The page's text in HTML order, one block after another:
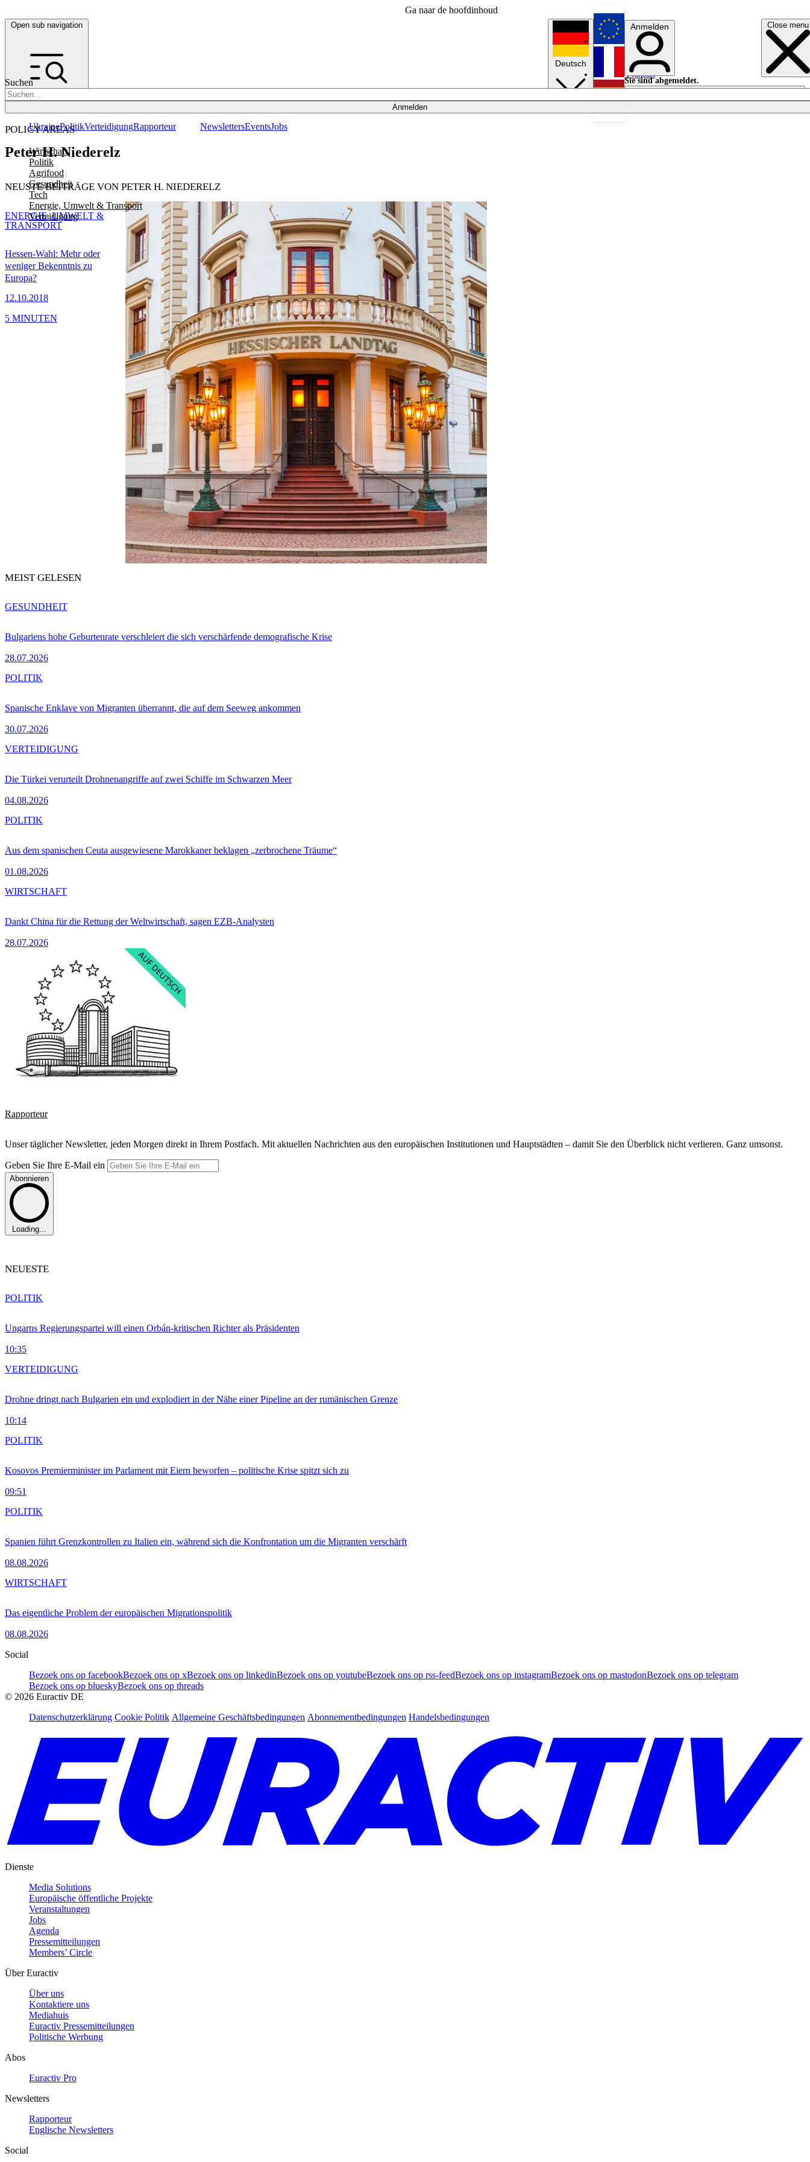
Ga naar de hoofdinhoud
Open sub navigation Close menu
Suchen
Anmelden
POLICY AREAS
Wirtschaft
Politik
Agrifood
Gesundheit
Tech
Energie, Umwelt & Transport
Verteidigung
UkrainePolitikVerteidigungRapporteur NewslettersEventsJobs
Deutsch
English
Français
Anmelden
Sie sind abgemeldet.
Anmelden
Licht aus
Peter H. Niederelz
NEUSTE BEITRÄGE VON PETER H. NIEDERELZ
Hessen-Wahl: Mehr oder
weniger Bekenntnis zu
Europa?
12.10.2018
ENERGIE, UMWELT &
TRANSPORT
5 MINUTEN
MEIST GELESEN
Bulgariens hohe Geburtenrate verschleiert die sich verschärfende demografische Krise
28.07.2026
GESUNDHEIT
Spanische Enklave von Migranten überrannt, die auf dem Seeweg ankommen
30.07.2026
POLITIK
Die Türkei verurteilt Drohnenangriffe auf zwei Schiffe im Schwarzen Meer
04.08.2026
VERTEIDIGUNG
Aus dem spanischen Ceuta ausgewiesene Marokkaner beklagen „zerbrochene Träume“
01.08.2026
POLITIK
Dankt China für die Rettung der Weltwirtschaft, sagen EZB-Analysten
28.07.2026
WIRTSCHAFT
Rapporteur
Unser täglicher Newsletter, jeden Morgen direkt in Ihrem Postfach. Mit aktuellen Nachrichten aus den europäischen Institutionen und Hauptstädten – damit Sie den Überblick nicht verlieren. Ganz umsonst.
Geben Sie Ihre E-Mail ein
Abonnieren
Loading...
NEUESTE
Ungarns Regierungspartei will einen Orbán-kritischen Richter als Präsidenten
10:35
POLITIK
Drohne dringt nach Bulgarien ein und explodiert in der Nähe einer Pipeline an der rumänischen Grenze
10:14
VERTEIDIGUNG
Kosovos Premierminister im Parlament mit Eiern beworfen – politische Krise spitzt sich zu
09:51
POLITIK
Spanien führt Grenzkontrollen zu Italien ein, während sich die Konfrontation um die Migranten verschärft
08.08.2026
POLITIK
Das eigentliche Problem der europäischen Migrationspolitik
08.08.2026
WIRTSCHAFT
Social
Bezoek ons op facebookBezoek ons op xBezoek ons op linkedinBezoek ons op youtubeBezoek ons op rss-feedBezoek ons op instagramBezoek ons op mastodonBezoek ons op telegram
Bezoek ons op blueskyBezoek ons op threads
© 2026 Euractiv DE
Datenschutzerklärung Cookie Politik Allgemeine Geschäftsbedingungen Abonnementbedingungen Handelsbedingungen
Dienste
Media Solutions
Europäische öffentliche Projekte
Veranstaltungen
Jobs
Agenda
Pressemitteilungen
Members’ Circle
Über Euractiv
Über uns
Kontaktiere uns
Mediahuis
Euractiv Pressemitteilungen
Politische Werbung
Abos
Euractiv Pro
Newsletters
Rapporteur
Englische Newsletters
Social